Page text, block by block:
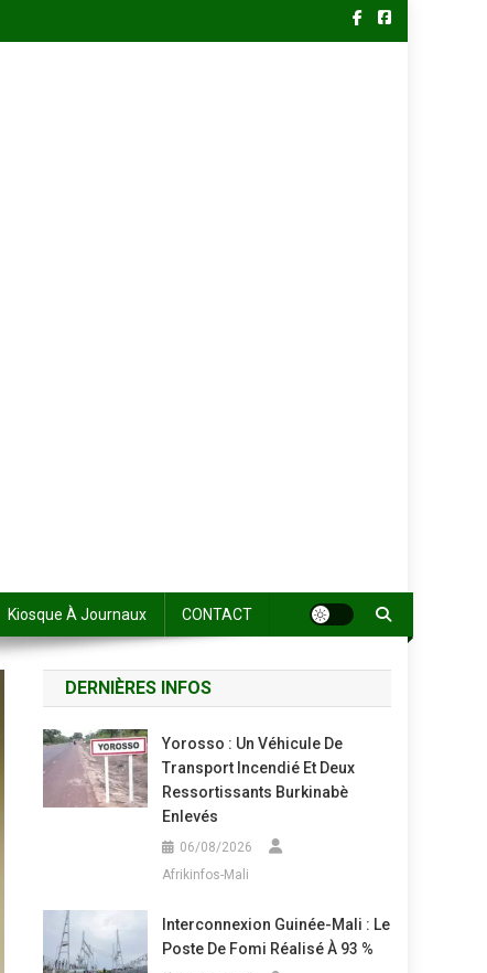
Kiosque À Journaux CONTACT
DERNIÈRES INFOS
Yorosso : Un Véhicule De
Transport Incendié Et Deux
Ressortissants Burkinabè
Enlevés
06/08/2026
Afrikinfos-Mali
Interconnexion Guinée-Mali : Le
Poste De Fomi Réalisé À 93 %